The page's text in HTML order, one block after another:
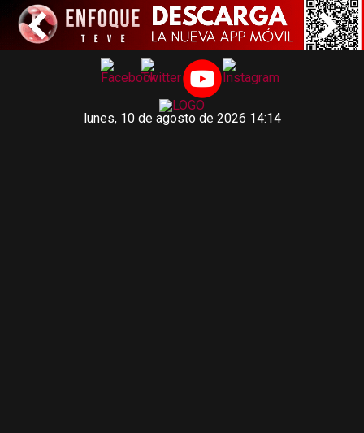
lunes, 10 de agosto de 2026 14:14